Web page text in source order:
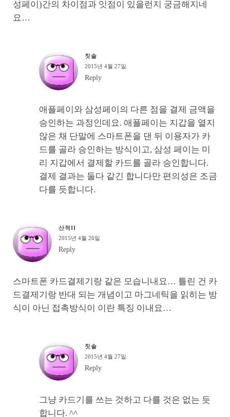
성페이)간의 차이점과 잇점이 있을런지 궁금해지네
요…
칫솔
2015년 4월 27일
Reply
애플페이와 삼성페이의 다른 점을 결제 금액을
승인하는 과정인데요. 애플페이는 지갑을 열지
않은 채 단말에 스마트폰을 댄 뒤 이용자가 카
드를 골라 승인하는 방식이고, 삼성 페이는 미
리 지갑에서 결제할 카드를 골라 승인합니다.
결제 결과는 둘다 같긴 합니다만 편의성은 조금
다를 듯합니다.
산적II
2015년 4월 26일
Reply
스마트폰 카드결제기랑 같은 모습니내요… 틀린 건 카
드결제기랑 반대 되는 개념이고 마그네틱을 읽히는 방
식이 아닌 접촉방식이 이란 특징 이내요…
칫솔
2015년 4월 27일
Reply
그냥 카드기를 쓰는 것하고 다를 것은 없는 듯
합니다. ^^